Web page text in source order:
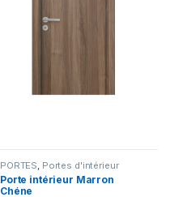
PORTES Portes d'intérieur
Porte intérieur Marron
Chéne